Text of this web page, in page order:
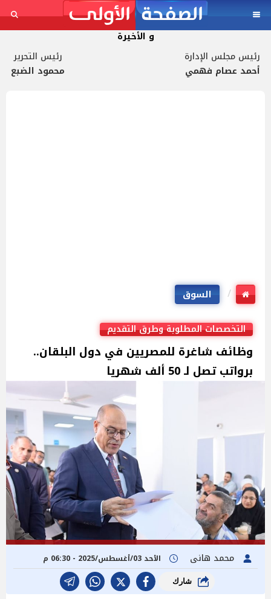
و الأخيرة
رئيس مجلس الإدارة
أحمد عصام فهمي
رئيس التحرير
محمود الضبع
السوق
التخصصات المطلوبة وطرق التقديم
وظائف شاغرة للمصريين في دول البلقان..
برواتب تصل لـ 50 ألف شهريا
محمد هانى الأحد 03/أغسطس/2025 - 06:30 م
شارك